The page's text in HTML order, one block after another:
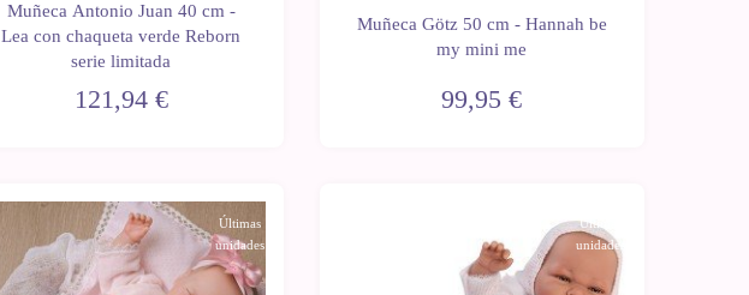
Muñeca Antonio Juan 40 cm -
Lea con chaqueta verde Reborn
serie limitada
121,94 €
Muñeca Götz 50 cm - Hannah be
my mini me
99,95 €
Últimas
unidades
Últimas
unidades